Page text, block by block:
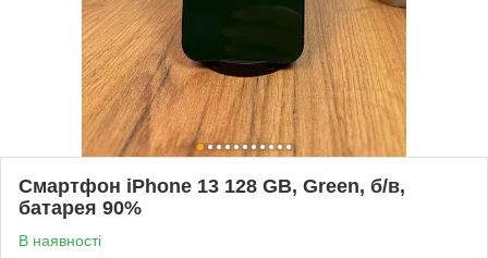
Смартфон iPhone 13 128 GB, Green, б/в,
батарея 90%
В наявності